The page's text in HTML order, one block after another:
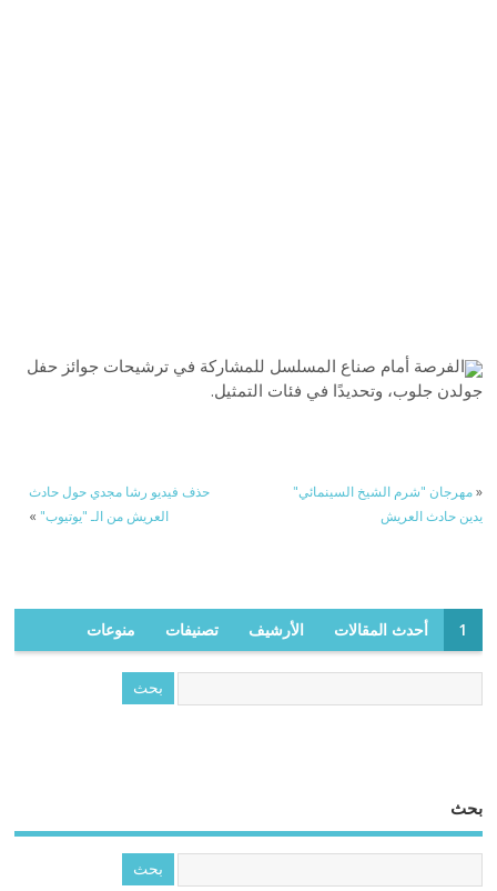
الفرصة أمام صناع المسلسل للمشاركة في ترشيحات جوائز حفل
جولدن جلوب، وتحديدًا في فئات التمثيل.
«مهرجان "شرم الشيخ السينمائي"
يدين حادث العريش
حذف فيديو رشا مجدي حول حادث
العريش من الـ "يوتيوب" »
1 أحدث المقالات الأرشيف تصنيفات منوعات
بحث